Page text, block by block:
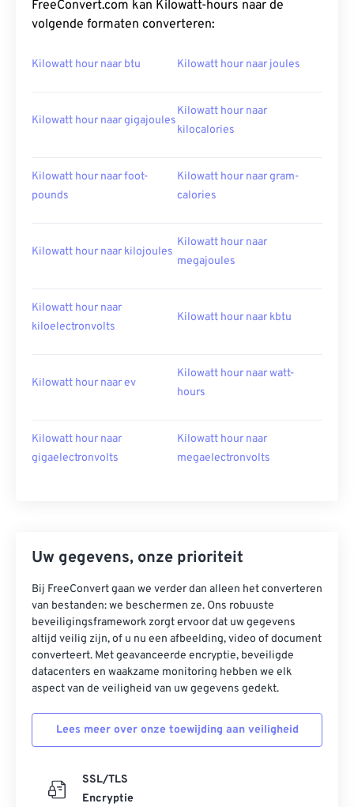
FreeConvert.com kan Kilowatt-hours naar de
volgende formaten converteren:
Kilowatt hour naar btu Kilowatt hour naar joules
Kilowatt hour naar gigajoules
Kilowatt hour naar
kilocalories
Kilowatt hour naar foot-
pounds
Kilowatt hour naar gram-
calories
Kilowatt hour naar kilojoules
Kilowatt hour naar
megajoules
Kilowatt hour naar
kiloelectronvolts
Kilowatt hour naar kbtu
Kilowatt hour naar ev
Kilowatt hour naar watt-
hours
Kilowatt hour naar
gigaelectronvolts
Kilowatt hour naar
megaelectronvolts
Uw gegevens, onze prioriteit
Bij FreeConvert gaan we verder dan alleen het converteren
van bestanden: we beschermen ze. Ons robuuste
beveiligingsframework zorgt ervoor dat uw gegevens
altijd veilig zijn, of u nu een afbeelding, video of document
converteert. Met geavanceerde encryptie, beveiligde
datacenters en waakzame monitoring hebben we elk
aspect van de veiligheid van uw gegevens gedekt.
Lees meer over onze toewijding aan veiligheid
SSL/TLS
Encryptie